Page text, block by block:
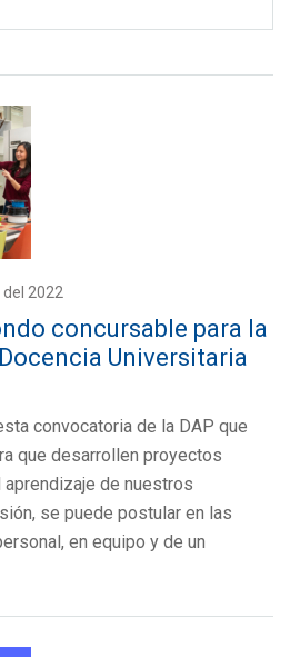
2022
concursable para la
Universitaria
convocatoria de la DAP que
que desarrollen proyectos
de nuestros
se puede postular en las
en equipo y de un